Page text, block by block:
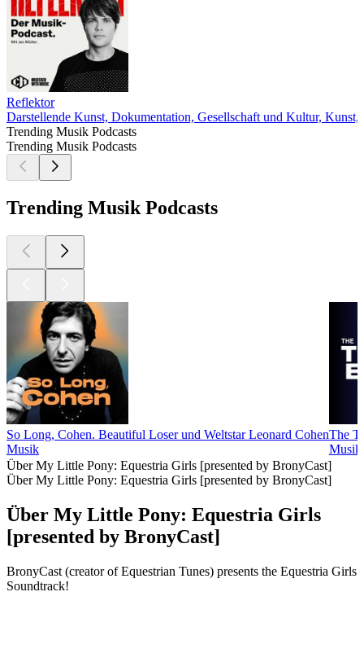
Reflektor
Darstellende Kunst, Dokumentation, Gesellschaft und Kultur,
Trending Musik Podcasts
Trending Musik Podcasts
Trending Musik Podcasts
So Long, Cohen. Beautiful Loser und Weltstar Leonard Cohen
Musik
The
Musik
Über My Little Pony: Equestria Girls [presented by BronyCast]
Über My Little Pony: Equestria Girls [presented by BronyCast]
Über My Little Pony: Equestria Girls
[presented by BronyCast]
BronyCast (creator of Equestrian Tunes) presents the Equestria Girls
Soundtrack!